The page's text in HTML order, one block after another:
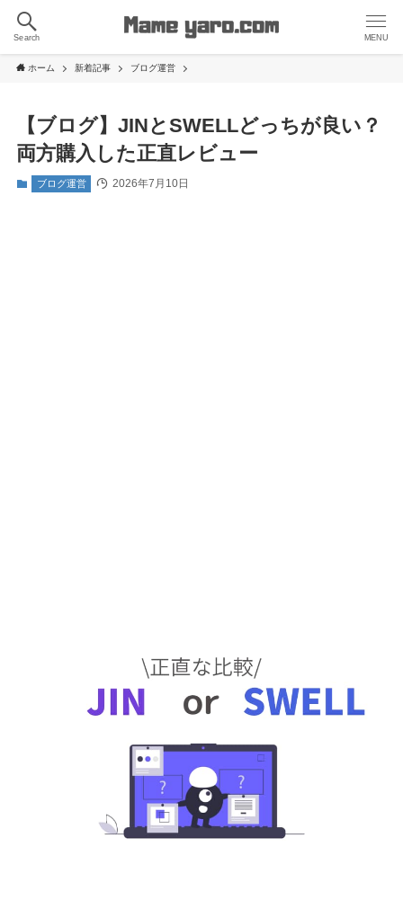
Search MENU
ホーム 新着記事 ブログ運営
【ブログ】JINとSWELLどっちが良い？
両方購入した正直レビュー
ブログ運営 2026年7月10日